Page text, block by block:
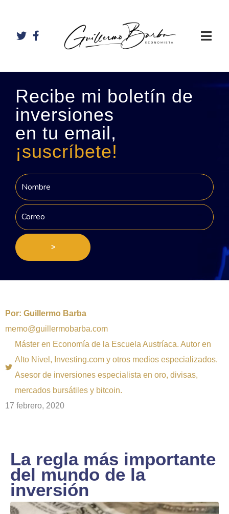
Recibe mi boletín de
inversiones
en tu email,
¡suscríbete!
>
Por: Guillermo Barba
memo@guillermobarba.com
Máster en Economía de la Escuela Austríaca. Autor en
Alto Nivel, Investing.com y otros medios especializados.
Asesor de inversiones especialista en oro, divisas,
mercados bursátiles y bitcoin.
17 febrero, 2020
La regla más importante
del mundo de la
inversión